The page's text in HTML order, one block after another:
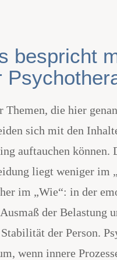
bespricht
Themen, die hier
sich mit den
auftauchen können.
liegt weniger im
im „Wie“: in der
der Belastung
der Person.
wenn innere